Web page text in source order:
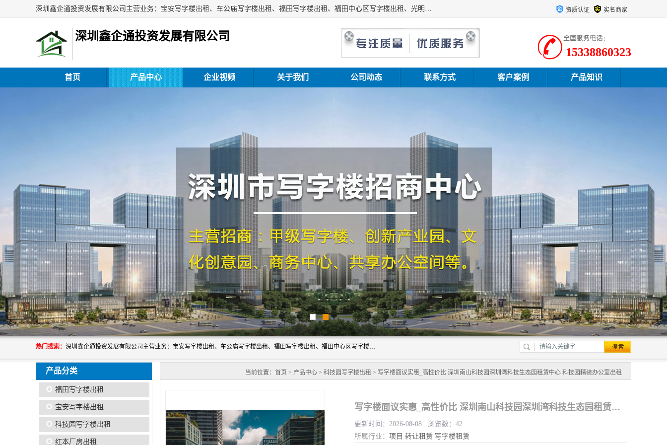
深圳鑫企通投资发展有限公司主营业务：宝安写字楼出租、车公庙写字楼出租、福田写字楼出租、福田中心区写字楼出租、光明写字楼出租、后海写字楼出租、科技园写字楼出租、南山写字楼出租等。公司专注为写字楼提供整体解决方案的化服务，依托于长期的写字楼线下运营经验和积累，以及丰富的互联网从业经验，拥有完善的服务架构体系、丰富的行业经验、与充分的销售资源。 资质认证 实名商家
深圳鑫企通投资发展有限公司
15338860323
首页 产品中心 企业视频 关于我们 公司动态 联系方式 客户案例 产品知识
热门搜索： 深圳鑫企通投资发展有限公司主营业务：宝安写字楼出租、车公庙写字楼出租、福田写字楼出租、福田中心区写字楼出租、光明写字楼出租、后海写字楼出租、科技园写字楼出租、南山写字楼出租等。公司专注为写字楼提供整体解决方案的化服务，依托于长期的写字楼线下运营经验和积累，以及丰富的互联网从业经验，拥有完善的服务架构体系、丰富的行业经验、与充分的销售资源。
产品分类
福田写字楼出租
宝安写字楼出租
科技园写字楼出租
红本厂房出租
当前位置： 首页 > 产品中心 > 科技园写字楼出租 > 写字楼面议实惠_高性价比 深圳南山科技园深圳湾科技生态园租赁中心 科技园精装办公室出租
写字楼面议实惠_高性价比 深圳南山科技园深圳湾科技生态园租赁中心 科技园精装办公室出租
更新时间：2026-08-08 浏览数：42
所属行业： 项目 转让租赁 写字楼租赁